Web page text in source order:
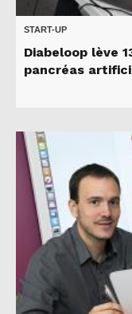
START-UP
Diabeloop lève
pancréas